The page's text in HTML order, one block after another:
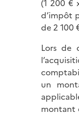
(1 200 €
d’impôt
de 2 100
Lors de
un
montant